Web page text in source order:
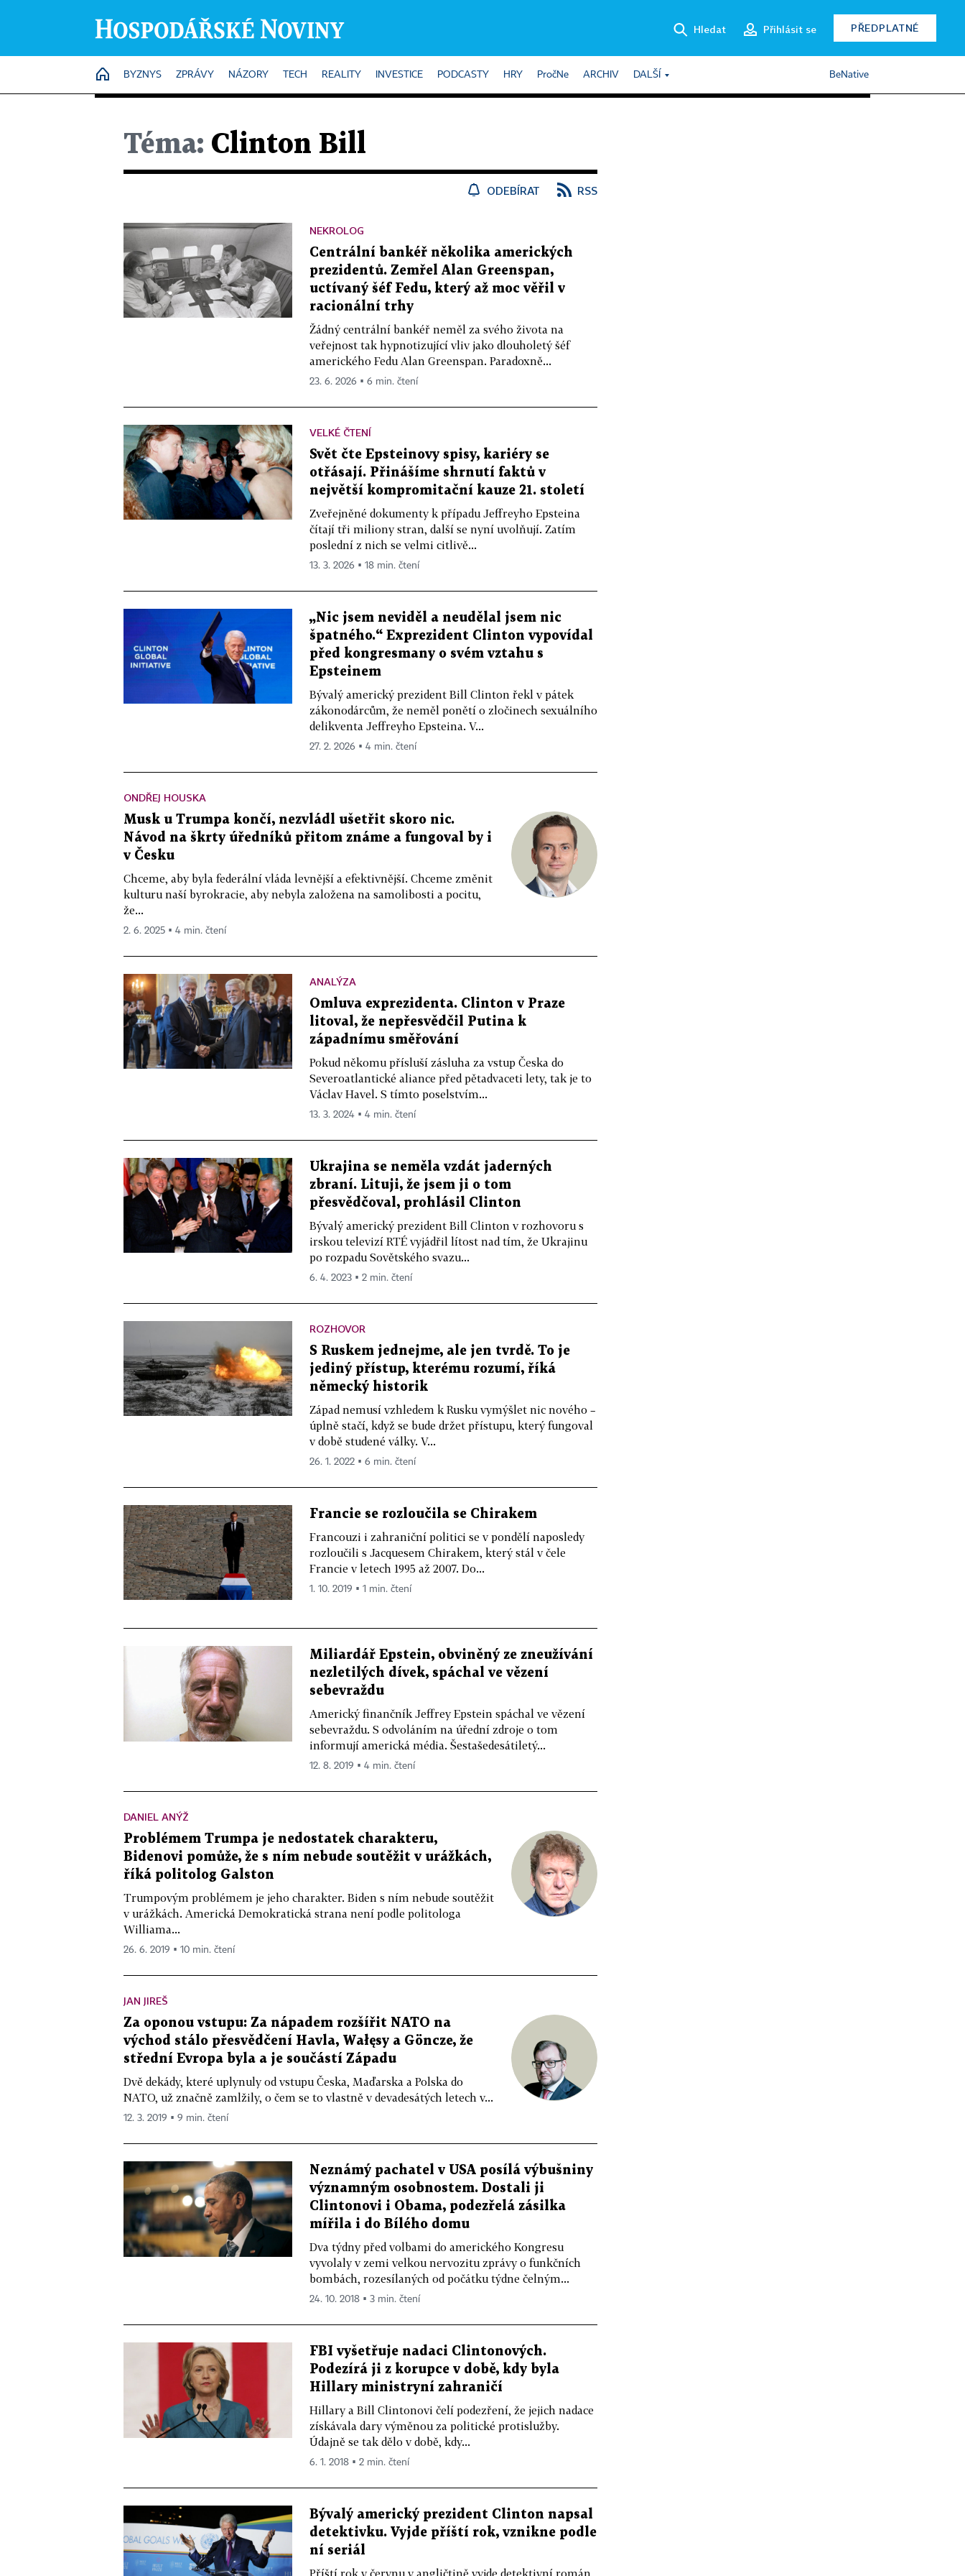
Hledat Přihlásit se PŘEDPLATNÉ
HOME
BYZNYS ZPRÁVY NÁZORY TECH REALITY INVESTICE PODCASTY HRY PročNe ARCHIV DALŠÍ BeNative
Téma: Clinton Bill
ODEBÍRAT RSS
NEKROLOG
Centrální bankéř několika amerických
prezidentů. Zemřel Alan Greenspan,
uctívaný šéf Fedu, který až moc věřil v
racionální trhy
Žádný centrální bankéř neměl za svého života na
veřejnost tak hypnotizující vliv jako dlouholetý šéf
amerického Fedu Alan Greenspan. Paradoxně...
23. 6. 2026 ▪ 6 min. čtení
VELKÉ ČTENÍ
Svět čte Epsteinovy spisy, kariéry se
otřásají. Přinášíme shrnutí faktů v
největší kompromitační kauze 21. století
Zveřejněné dokumenty k případu Jeffreyho Epsteina
čítají tři miliony stran, další se nyní uvolňují. Zatím
poslední z nich se velmi citlivě...
13. 3. 2026 ▪ 18 min. čtení
„Nic jsem neviděl a neudělal jsem nic
špatného.“ Exprezident Clinton vypovídal
před kongresmany o svém vztahu s
Epsteinem
Bývalý americký prezident Bill Clinton řekl v pátek
zákonodárcům, že neměl ponětí o zločinech sexuálního
delikventa Jeffreyho Epsteina. V...
27. 2. 2026 ▪ 4 min. čtení
ONDŘEJ HOUSKA
Musk u Trumpa končí, nezvládl ušetřit skoro nic.
Návod na škrty úředníků přitom známe a fungoval by i
v Česku
Chceme, aby byla federální vláda levnější a efektivnější. Chceme změnit
kulturu naší byrokracie, aby nebyla založena na samolibosti a pocitu,
že...
2. 6. 2025 ▪ 4 min. čtení
ANALÝZA
Omluva exprezidenta. Clinton v Praze
litoval, že nepřesvědčil Putina k
západnímu směřování
Pokud někomu přísluší zásluha za vstup Česka do
Severoatlantické aliance před pětadvaceti lety, tak je to
Václav Havel. S tímto poselstvím...
13. 3. 2024 ▪ 4 min. čtení
Ukrajina se neměla vzdát jaderných
zbraní. Lituji, že jsem ji o tom
přesvědčoval, prohlásil Clinton
Bývalý americký prezident Bill Clinton v rozhovoru s
irskou televizí RTÉ vyjádřil lítost nad tím, že Ukrajinu
po rozpadu Sovětského svazu...
6. 4. 2023 ▪ 2 min. čtení
ROZHOVOR
S Ruskem jednejme, ale jen tvrdě. To je
jediný přístup, kterému rozumí, říká
německý historik
Západ nemusí vzhledem k Rusku vymýšlet nic nového –
úplně stačí, když se bude držet přístupu, který fungoval
v době studené války. V...
26. 1. 2022 ▪ 6 min. čtení
Francie se rozloučila se Chirakem
Francouzi i zahraniční politici se v pondělí naposledy
rozloučili s Jacquesem Chirakem, který stál v čele
Francie v letech 1995 až 2007. Do...
1. 10. 2019 ▪ 1 min. čtení
Miliardář Epstein, obviněný ze zneužívání
nezletilých dívek, spáchal ve vězení
sebevraždu
Americký finančník Jeffrey Epstein spáchal ve vězení
sebevraždu. S odvoláním na úřední zdroje o tom
informují americká média. Šestašedesátiletý...
12. 8. 2019 ▪ 4 min. čtení
DANIEL ANÝŽ
Problémem Trumpa je nedostatek charakteru,
Bidenovi pomůže, že s ním nebude soutěžit v urážkách,
říká politolog Galston
Trumpovým problémem je jeho charakter. Biden s ním nebude soutěžit
v urážkách. Americká Demokratická strana není podle politologa
Williama...
26. 6. 2019 ▪ 10 min. čtení
JAN JIREŠ
Za oponou vstupu: Za nápadem rozšířit NATO na
východ stálo přesvědčení Havla, Wałęsy a Göncze, že
střední Evropa byla a je součástí Západu
Dvě dekády, které uplynuly od vstupu Česka, Maďarska a Polska do
NATO, už značně zamlžily, o čem se to vlastně v devadesátých letech v...
12. 3. 2019 ▪ 9 min. čtení
Neznámý pachatel v USA posílá výbušniny
významným osobnostem. Dostali ji
Clintonovi i Obama, podezřelá zásilka
mířila i do Bílého domu
Dva týdny před volbami do amerického Kongresu
vyvolaly v zemi velkou nervozitu zprávy o funkčních
bombách, rozesílaných od počátku týdne čelným...
24. 10. 2018 ▪ 3 min. čtení
FBI vyšetřuje nadaci Clintonových.
Podezírá ji z korupce v době, kdy byla
Hillary ministryní zahraničí
Hillary a Bill Clintonovi čelí podezření, že jejich nadace
získávala dary výměnou za politické protislužby.
Údajně se tak dělo v době, kdy...
6. 1. 2018 ▪ 2 min. čtení
Bývalý americký prezident Clinton napsal
detektivku. Vyjde příští rok, vznikne podle
ní seriál
Příští rok v červnu v angličtině vyjde detektivní román